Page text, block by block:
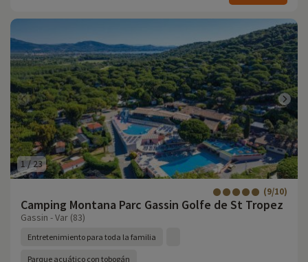
1 /23
Camping Montana Parc Gassin Golfe de St Tropez
(9/10)
Gassin - Var (83)
Entretenimiento para toda la familia
Parque acuático con tobogán